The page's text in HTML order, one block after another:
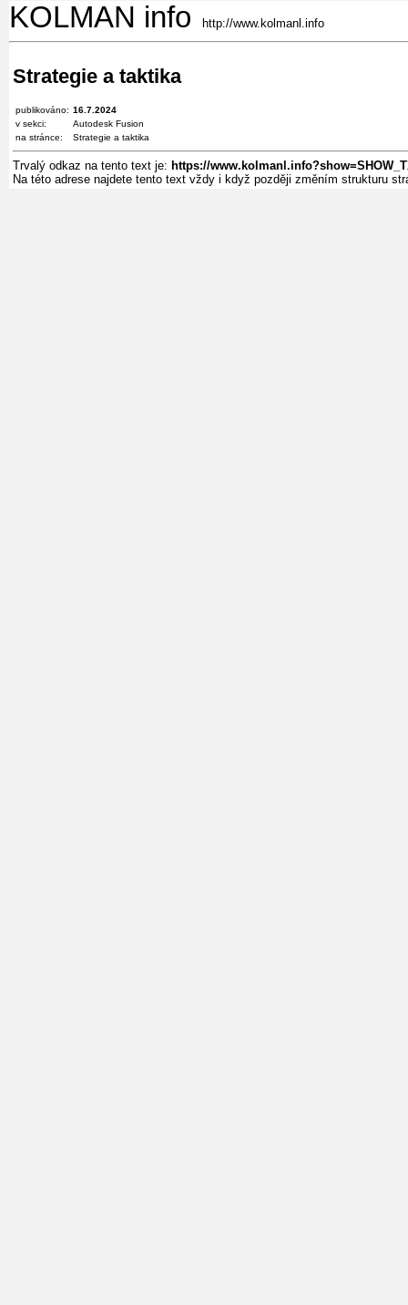
KOLMAN info http://www.kolmanl.info
Strategie a taktika
publikováno: 16.7.2024
v sekci:
Autodesk Fusion
na stránce:
Strategie a taktika
Trvalý odkaz na tento text je: https://
Na této adrese najdete tento text vždy i když později změním strukturu